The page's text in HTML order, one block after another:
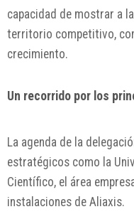
capacidad de mostrar a
territorio competitivo,
crecimiento.
Un recorrido por los
La agenda de la
estratégicos como la
Científico, el área
instalaciones de Aliaxis.